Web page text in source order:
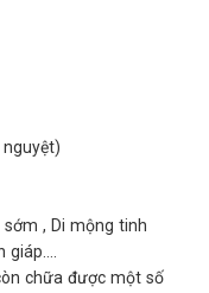
, Di mộng tinh
chữa được một số